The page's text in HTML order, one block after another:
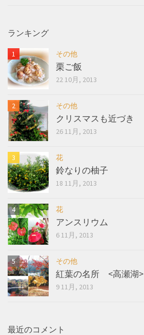
ランキング
その他
栗ご飯
22 10月, 2013
その他
クリスマスも近づき
26 11月, 2013
花
鈴なりの柚子
18 11月, 2013
花
アンスリウム
6 11月, 2013
その他
紅葉の名所 <高瀬湖>
9 11月, 2013
最近のコメント